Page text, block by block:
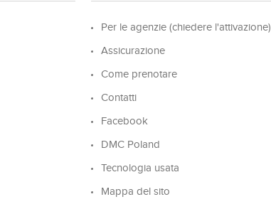
Per le agenzie (chiedere l'attivazione)
Assicurazione
Come prenotare
Contatti
Facebook
DMC Poland
Tecnologia usata
Mappa del sito